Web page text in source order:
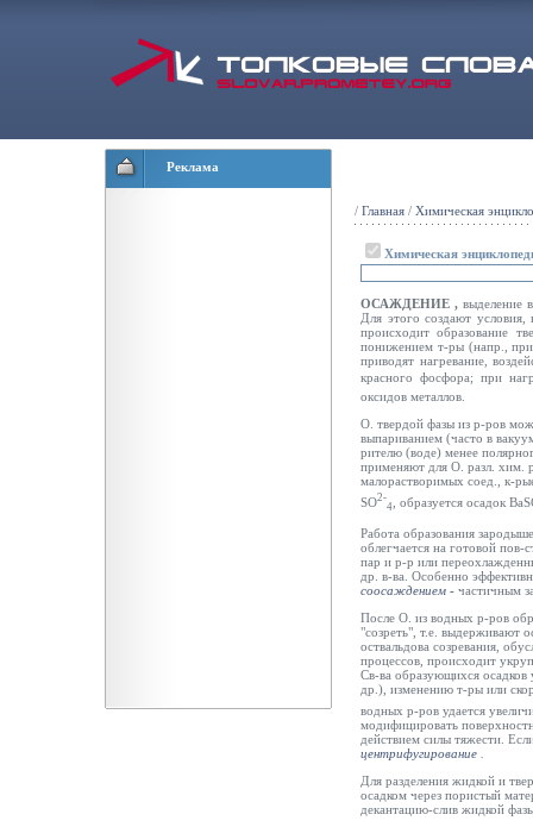
Реклама
/ Главная / Химическая
Химическая
ОСАЖДЕНИЕ ,выделение
Для этого создают условия,
происходит образование
понижением т-ры (напр.,
приводят нагревание,
красного фосфора; при
оксидов металлов.
О. твердой фазы из р-ров
выпариванием (часто в
рителю (воде) менее
применяют для О. разл. хим.
малорастворимых соед., к-
SO2-
4 , образуется осадок
Работа образования
облегчается на готовой
пар и р-р или
др. в-ва. Особенно
соосаждением - частичным
После О. из водных р-ров
"созреть", т.е. выдерживают
оствальдова созревания,
процессов, происходит
Св-ва образующихся осадков
др.), изменению т-ры или
водных р-ров удается
модифицировать
действием силы тяжести.
центрифугирование
Для разделения жидкой и
осадком через пористый
декантацию-слив жидкой